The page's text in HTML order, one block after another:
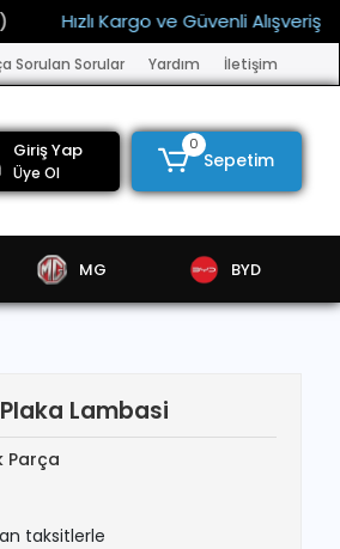
Hızlı Kargo ve Güvenli Alışveriş
Sorulan Sorular Yardım İletişim
Giriş Yap
Üye Ol
0
Sepetim
MG BYD
Lambasi
Parça
taksitlerle